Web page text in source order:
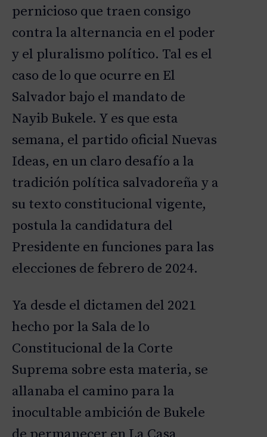
pernicioso que traen consigo
contra la alternancia en el poder
y el pluralismo político. Tal es el
caso de lo que ocurre en El
Salvador bajo el mandato de
Nayib Bukele. Y es que esta
semana, el partido oficial Nuevas
Ideas, en un claro desafío a la
tradición política salvadoreña y a
su texto constitucional vigente,
postula la candidatura del
Presidente en funciones para las
elecciones de febrero de 2024.
Ya desde el dictamen del 2021
hecho por la Sala de lo
Constitucional de la Corte
Suprema sobre esta materia, se
allanaba el camino para la
inocultable ambición de Bukele